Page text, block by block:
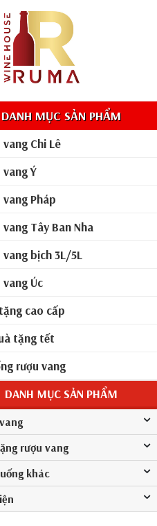
DANH MỤC SẢN PHẨM
vang Chi Lê
vang Ý
vang Pháp
vang Tây Ban Nha
vang bịch 3L/5L
vang Úc
cao cấp
tặng tết
rượu vang
DANH MỤC SẢN PHẨM
rượu vang
khác